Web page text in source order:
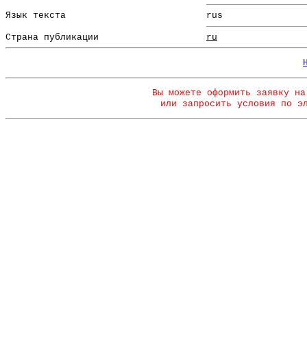
Язык текста rus
Страна публикации ru
Вы можете оформить заявку
или запросить условия по